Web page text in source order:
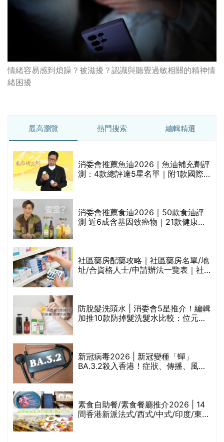
情緒容易感到煩躁？被滋擾？認識與聽覺過敏相關的精神情
緒困擾
最高瀏覽 熱門搜索 編輯精選
消委會推薦魚油2026｜魚油補充劑評
測：4款總評達5星名單｜附1款國際
消委會推薦食油2026｜50款食油評
測 近6成含基因致癌物｜21款健康煮
社區藥房配藥攻略｜社區藥房名單/地
址/合資格人士/申請辦法一覽表｜社
防脫髮洗頭水 | 消委會5星推介！編輯
加推10款防掉髮洗髮水比較：位元
新冠病毒2026 | 新冠變種「蟬」
BA.3.2殺入香港！症狀、傳播、風險
素食自助餐/素食餐廳推介2026 | 14
間香港新派法式/西式/中式/印度/東南